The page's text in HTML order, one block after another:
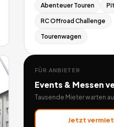
Abenteuer Touren
RC Offroad Challenge
Tourenwagen
FÜR ANBIETER
Events & Messen
Tausende Mieter warten
Jetzt